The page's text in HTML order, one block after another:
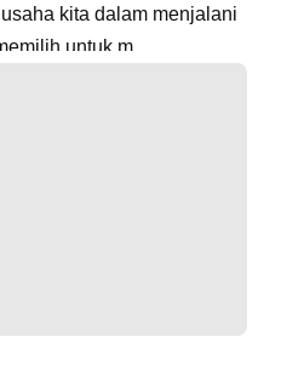
kita dalam menjalani
untuk m...